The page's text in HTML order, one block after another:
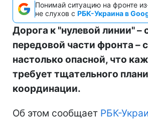
Понимай ситуацию на фронте
не слухов с РБК-Украина в
Дорога к "нулевой линии" –
передовой части фронта –
настолько опасной, что
требует тщательного
координации.
Об этом сообщает РБК-